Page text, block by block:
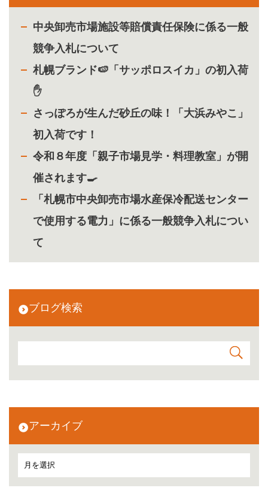
中央卸売市場施設等賠償責任保険に係る一般
競争入札について
札幌ブランド🍉「サッポロスイカ」の初入荷
✋
さっぽろが生んだ砂丘の味！「大浜みやこ」
初入荷です！
令和８年度「親子市場見学・料理教室」が開
催されます🍳
「札幌市中央卸売市場水産保冷配送センター
で使用する電力」に係る一般競争入札につい
て
ブログ検索
アーカイブ